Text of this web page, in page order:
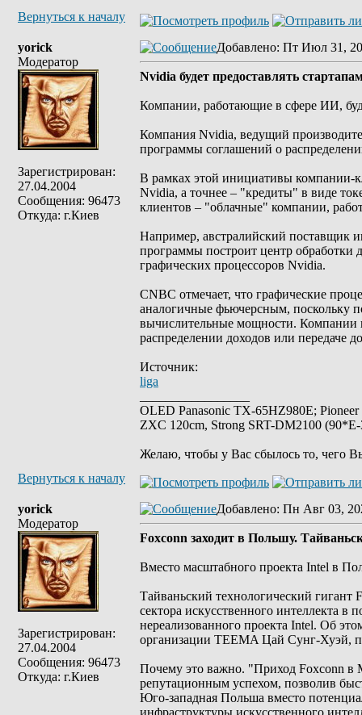
Вернуться к началу
yorick
Модератор
Зарегистрирован:
27.04.2004
Сообщения: 96473
Откуда: г.Киев
Добавлено: Пт Июл 31,
Nvidia будет предоставлять
Компании, работающие в сфере ИИ,
Компания Nvidia, ведущий
программы соглашений о
В рамках этой инициативы компании-
Nvidia, а точнее – "кредиты" в виде
клиентов – "облачные" компании,
Например, австралийский поставщик
программы построит центр обработки
графических процессоров Nvidia.
CNBC отмечает, что графические
аналогичные фьючерсным, поскольку
вычислительные мощности. Компании
распределении доходов или передаче
Источник:
liga
OLED Panasonic TX-65HZ980E;
ZXC 120cm, Strong SRT-DM2100
Желаю, чтобы у Вас сбылось то, чего
Вернуться к началу
yorick
Модератор
Зарегистрирован:
27.04.2004
Сообщения: 96473
Откуда: г.Киев
Добавлено: Пн Авг 03,
Foxconn заходит в Польшу.
Вместо масштабного проекта Intel в
Тайваньский технологический гигант
сектора искусственного интеллекта в
нереализованного проекта Intel. Об
организации TEEMA Цай Сунг-Хуэй,
Почему это важно. "Приход Foxconn в
репутационным успехом, позволив
Юго-западная Польша вместо
инфраструктуры искусственного